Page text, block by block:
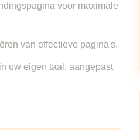
voor maximale
van effectieve pagina's.
uw eigen taal, aangepast